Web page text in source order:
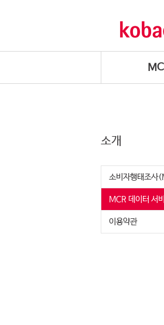
소개
소비자행태조사
MCR 데이터 서
이용약관